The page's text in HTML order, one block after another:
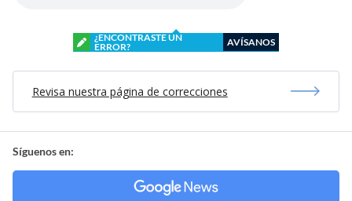
¿ENCONTRASTE UN
ERROR?
AVÍSANOS
Revisa nuestra página de correcciones
Síguenos en: